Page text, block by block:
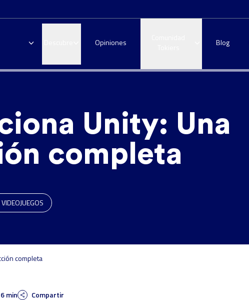
Opiniones Blog
Unity: Una
completa
completa
6 min Compartir